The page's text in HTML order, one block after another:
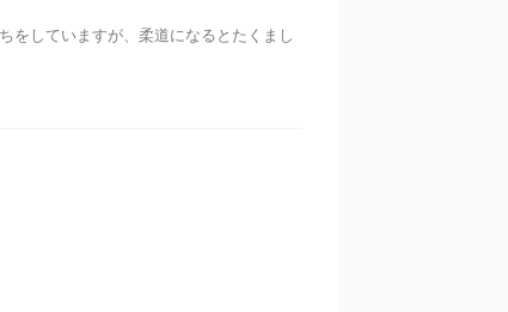
していますが、柔道になるとたくまし